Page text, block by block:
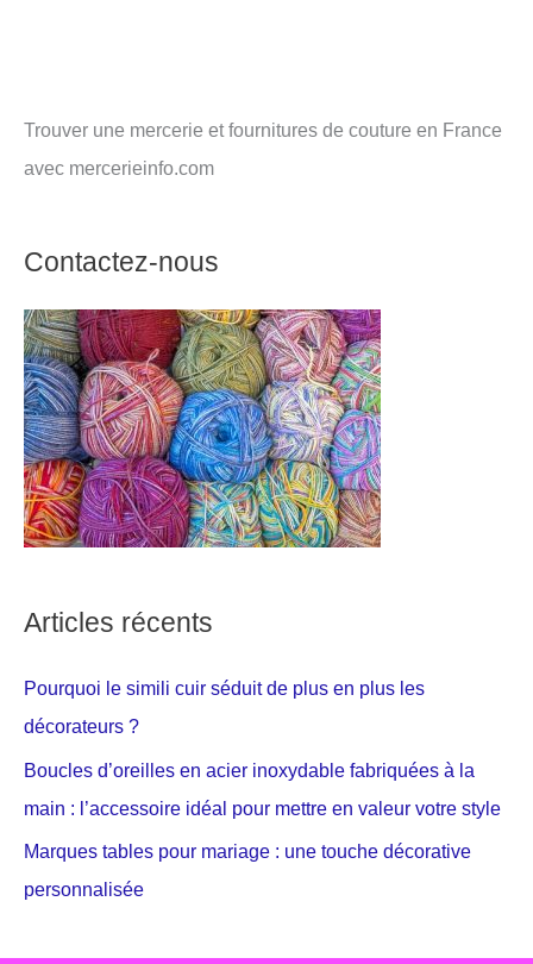
Trouver une mercerie et fournitures de couture en France
avec mercerieinfo.com
Contactez-nous
Articles récents
Pourquoi le simili cuir séduit de plus en plus les
décorateurs ?
Boucles d’oreilles en acier inoxydable fabriquées à la
main : l’accessoire idéal pour mettre en valeur votre style
Marques tables pour mariage : une touche décorative
personnalisée